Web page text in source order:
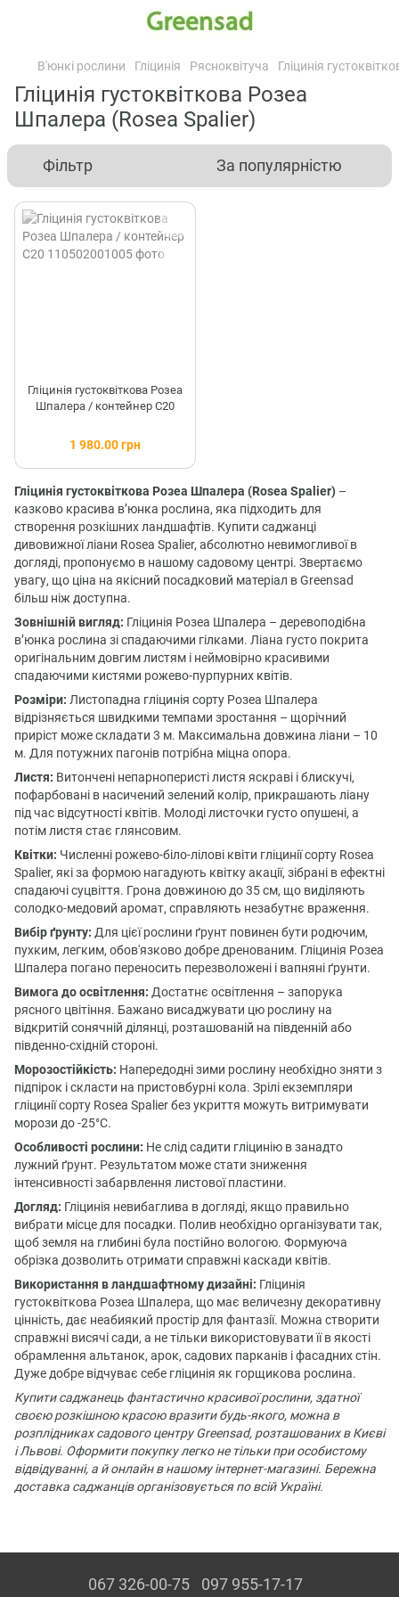
В'юнкі рослини Гліцинія Рясноквітуча Гліцинія
Гліцинія густоквіткова Розеа
Шпалера (Rosea Spalier)
Фільтр За популярністю
Гліцинія густоквіткова Розеа
Шпалера / контейнер C20
1 980.00 грн
Гліцинія густоквіткова Розеа Шпалера (Rosea Spalier) –
казково красива в’юнка рослина, яка підходить для
створення розкішних ландшафтів. Купити саджанці
дивовижної ліани Rosea Spalier, абсолютно невимогливої в
догляді, пропонуємо в нашому садовому центрі. Звертаємо
увагу, що ціна на якісний посадковий матеріал в Greensad
більш ніж доступна.
Зовнішній вигляд: Гліцинія Розеа Шпалера – деревоподібна
в’юнка рослина зі спадаючими гілками. Ліана густо покрита
оригінальним довгим листям і неймовірно красивими
спадаючими кистями рожево-пурпурних квітів.
Розміри: Листопадна гліцинія сорту Розеа Шпалера
відрізняється швидкими темпами зростання – щорічний
приріст може складати 3 м. Максимальна довжина ліани – 10
м. Для потужних пагонів потрібна міцна опора.
Листя: Витончені непарноперисті листя яскраві і блискучі,
пофарбовані в насичений зелений колір, прикрашають ліану
під час відсутності квітів. Молоді листочки густо опушені, а
потім листя стає глянсовим.
Квітки: Численні рожево-біло-лілові квіти гліцинії сорту Rosea
Spalier, які за формою нагадують квітку акації, зібрані в ефектні
спадаючі суцвіття. Грона довжиною до 35 см, що виділяють
солодко-медовий аромат, справляють незабутнє враження.
Вибір ґрунту: Для цієї рослини ґрунт повинен бути родючим,
пухким, легким, обов'язково добре дренованим. Гліцинія Розеа
Шпалера погано переносить перезволожені і вапняні ґрунти.
Вимога до освітлення: Достатнє освітлення – запорука
рясного цвітіння. Бажано висаджувати цю рослину на
відкритій сонячній ділянці, розташованій на південній або
південно-східній стороні.
Морозостійкість: Напередодні зими рослину необхідно зняти з
підпірок і скласти на пристовбурні кола. Зрілі екземпляри
гліцинії сорту Rosea Spalier без укриття можуть витримувати
морози до -25°С.
Особливості рослини: Не слід садити гліцинію в занадто
лужний ґрунт. Результатом може стати зниження
інтенсивності забарвлення листової пластини.
Догляд: Гліцинія невибаглива в догляді, якщо правильно
вибрати місце для посадки. Полив необхідно організувати так,
щоб земля на глибині була постійно вологою. Формуюча
обрізка дозволить отримати справжні каскади квітів.
Використання в ландшафтному дизайні: Гліцинія
густоквіткова Розеа Шпалера, що має величезну декоративну
цінність, дає неабиякий простір для фантазії. Можна створити
справжні висячі сади, а не тільки використовувати її в якості
обрамлення альтанок, арок, садових парканів і фасадних стін.
Дуже добре відчуває себе гліцинія як горщикова рослина.
Купити саджанець фантастично красивої рослини, здатної
своєю розкішною красою вразити будь-якого, можна в
розплідниках садового центру Greensad, розташованих в Києві
і Львові. Оформити покупку легко не тільки при особистому
відвідуванні, а й онлайн в нашому інтернет-магазині. Бережна
доставка саджанців організовується по всій Україні.
067 326-00-75 097 955-17-17